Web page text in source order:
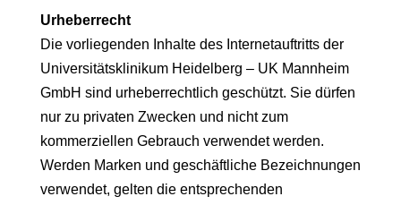
Urheberrecht
Die vorliegenden Inhalte des Internetauftritts der
Universitätsklinikum Heidelberg – UK Mannheim
GmbH sind urheberrechtlich geschützt. Sie dürfen
nur zu privaten Zwecken und nicht zum
kommerziellen Gebrauch verwendet werden.
Werden Marken und geschäftliche Bezeichnungen
verwendet, gelten die entsprechenden